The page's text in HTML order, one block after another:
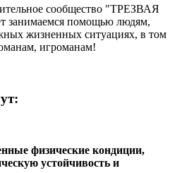
сообщество "ТРЕЗВАЯ
занимаемся помощью людям,
жизненных ситуациях, в том
игроманам!
физические кондиции,
устойчивость и